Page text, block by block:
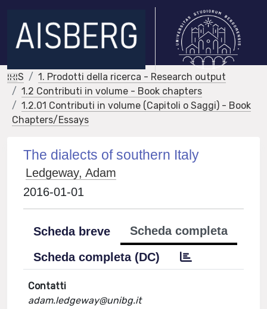
IRIS
1. Prodotti della ricerca - Research output
1.2 Contributi in volume - Book chapters
1.2.01 Contributi in volume (Capitoli o Saggi) - Book
Chapters/Essays
The dialects of southern Italy
Ledgeway, Adam
2016-01-01
Scheda breve
Scheda completa
Scheda completa (DC)
Contatti
adam.ledgeway@unibg.it